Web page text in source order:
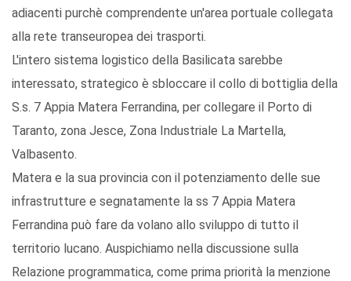
adiacenti purchè comprendente un'area portuale collegata
alla rete transeuropea dei trasporti.
L'intero sistema logistico della Basilicata sarebbe
interessato, strategico è sbloccare il collo di bottiglia della
S.s. 7 Appia Matera Ferrandina, per collegare il Porto di
Taranto, zona Jesce, Zona Industriale La Martella,
Valbasento.
Matera e la sua provincia con il potenziamento delle sue
infrastrutture e segnatamente la ss 7 Appia Matera
Ferrandina può fare da volano allo sviluppo di tutto il
territorio lucano. Auspichiamo nella discussione sulla
Relazione programmatica, come prima priorità la menzione